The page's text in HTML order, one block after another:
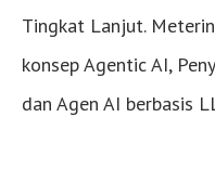
Tingkat Lanjut.
konsep Agentic AI,
dan Agen AI berbasis